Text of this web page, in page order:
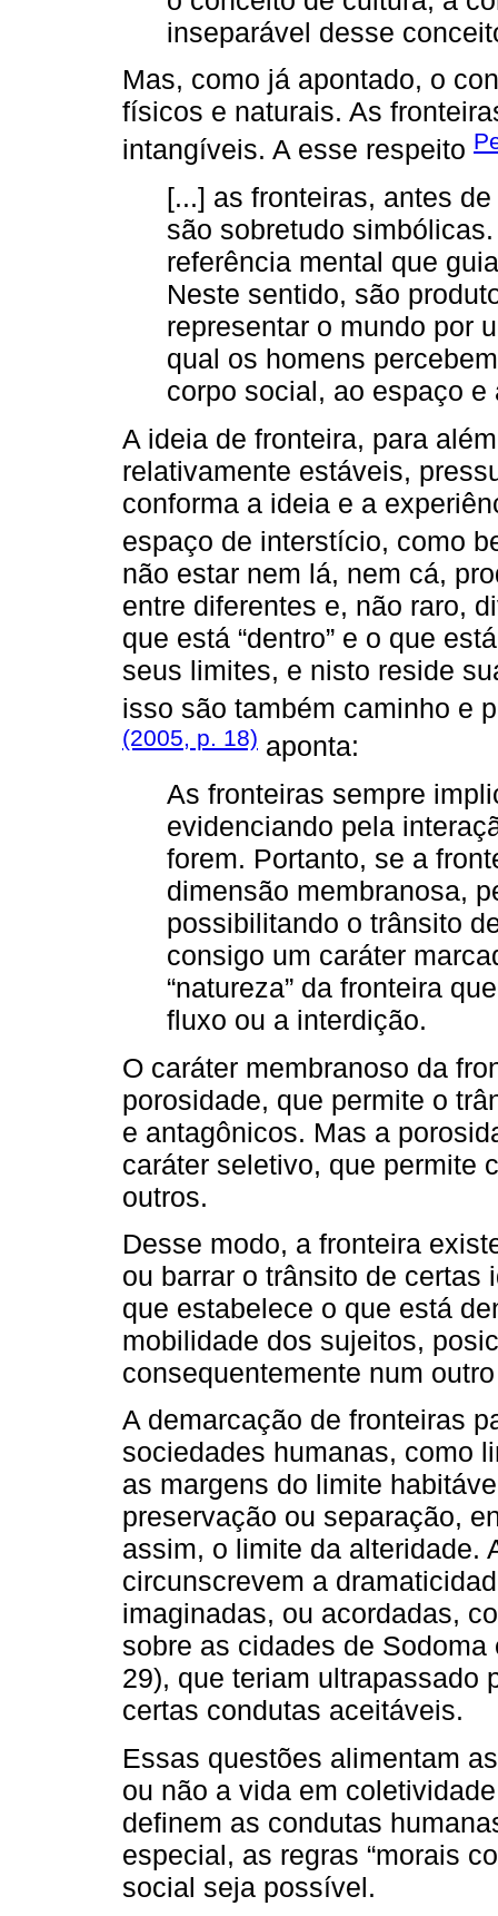
inseparável desse
Mas, como já apontado, o
físicos e naturais. As
intangíveis. A esse respeito
[...] as fronteiras, antes
são sobretudo
referência mental que
Neste sentido, são
representar o mundo por
qual os homens
corpo social, ao espaço e
A ideia de fronteira, para
relativamente estáveis,
conforma a ideia e a
espaço de interstício, como
não estar nem lá, nem cá,
entre diferentes e, não raro,
que está “dentro” e o que
seus limites, e nisto reside
isso são também caminho e
(2005, p. 18) aponta:
As fronteiras sempre
evidenciando pela
forem. Portanto, se a
dimensão membranosa,
possibilitando o trânsito
consigo um caráter
“natureza” da fronteira
fluxo ou a interdição.
O caráter membranoso da
porosidade, que permite o
e antagônicos. Mas a
caráter seletivo, que permite
outros.
Desse modo, a fronteira
ou barrar o trânsito de
que estabelece o que está
mobilidade dos sujeitos,
consequentemente num
A demarcação de fronteiras
sociedades humanas, como
as margens do limite
preservação ou separação,
assim, o limite da alteridade.
circunscrevem a
imaginadas, ou acordadas,
sobre as cidades de
29), que teriam ultrapassado
certas condutas aceitáveis.
Essas questões alimentam
ou não a vida em
definem as condutas
especial, as regras “morais
social seja possível.